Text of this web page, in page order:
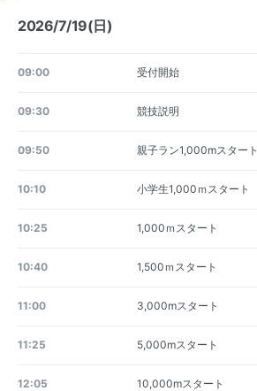
2026/7/19(日)
09:00 受付開始
09:30 競技説明
09:50 親子ラン1,000mスタート
10:10 小学生1,000ｍスタート
10:25 1,000ｍスタート
10:40 1,500ｍスタート
11:00 3,000mスタート
11:25 5,000mスタート
12:05 10,000mスタート